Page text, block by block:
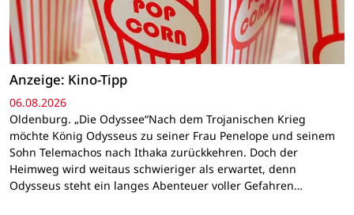
Anzeige: Kino-Tipp
06.08.2026
Oldenburg. „Die Odyssee“Nach dem Trojanischen Krieg
möchte König Odysseus zu seiner Frau Penelope und seinem
Sohn Telemachos nach Ithaka zurückkehren. Doch der
Heimweg wird weitaus schwieriger als erwartet, denn
Odysseus steht ein langes Abenteuer voller Gefahren…